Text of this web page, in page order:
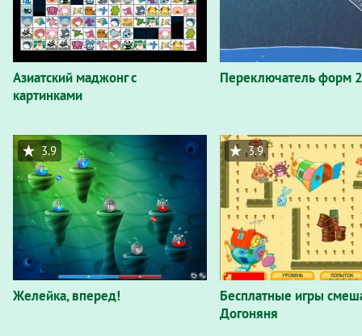
Азиатский маджонг с
картинками
Переключатель форм 2
Желейка, вперед!
3.9
Бесплатные игры
Догоняня
3.9